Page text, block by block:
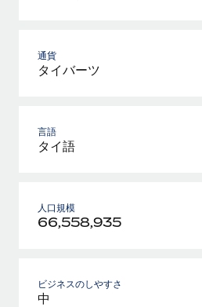
通貨
タイバーツ
言語
タイ語
人口規模
66,558,935
ビジネスのしやすさ
中